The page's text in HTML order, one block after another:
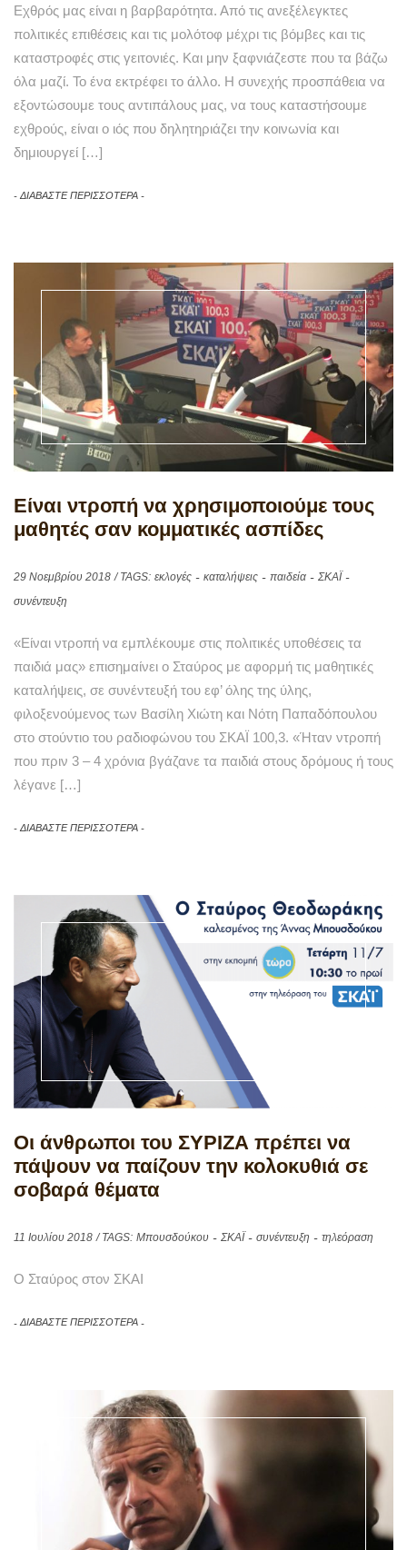
Εχθρός μας είναι η βαρβαρότητα. Από τις ανεξέλεγκτες
πολιτικές επιθέσεις και τις μολότοφ μέχρι τις βόμβες και τις
καταστροφές στις γειτονιές. Και μην ξαφνιάζεστε που τα βάζω
όλα μαζί. Το ένα εκτρέφει το άλλο. Η συνεχής προσπάθεια να
εξοντώσουμε τους αντιπάλους μας, να τους καταστήσουμε
εχθρούς, είναι ο ιός που δηλητηριάζει την κοινωνία και
δημιουργεί […]
ΔΙΑΒΑΣΤΕ ΠΕΡΙΣΣΟΤΕΡΑ
Είναι ντροπή να χρησιμοποιούμε τους
μαθητές σαν κομματικές ασπίδες
29 Νοεμβρίου 2018 / TAGS: εκλογές καταλήψεις παιδεία
ΣΚΑΪ
συνέντευξη
«Είναι ντροπή να εμπλέκουμε στις πολιτικές υποθέσεις τα
παιδιά μας» επισημαίνει ο Σταύρος με αφορμή τις μαθητικές
καταλήψεις, σε συνέντευξή του εφ’ όλης της ύλης,
φιλοξενούμενος των Βασίλη Χιώτη και Νότη Παπαδόπουλου
στο στούντιο του ραδιοφώνου του ΣΚΑΪ 100,3. «Ήταν ντροπή
που πριν 3 – 4 χρόνια βγάζανε τα παιδιά στους δρόμους ή τους
λέγανε […]
ΔΙΑΒΑΣΤΕ ΠΕΡΙΣΣΟΤΕΡΑ
Oι άνθρωποι του ΣΥΡΙΖΑ πρέπει να
πάψουν να παίζουν την κολοκυθιά σε
σοβαρά θέματα
11 Ιουλίου 2018 / TAGS: Μπουσδούκου ΣΚΑΪ συνέντευξη τηλεόραση
Ο Σταύρος στον ΣΚΑΙ
ΔΙΑΒΑΣΤΕ ΠΕΡΙΣΣΟΤΕΡΑ